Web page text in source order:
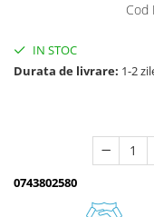
Drujbe, fierastraie
Drujbe cu acumulator
Unelte electrice
Mori cereale si batoze
Batoze - mori desfacat
Cod
IN STOC
Durata de livrare: 1-2
0743802580